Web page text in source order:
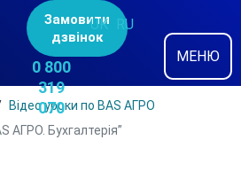
Замовити
дзвінок
0 800
319
070
UK RU
МЕНЮ
Відео уроки по BAS АГРО
АГРО. Бухгалтерія”